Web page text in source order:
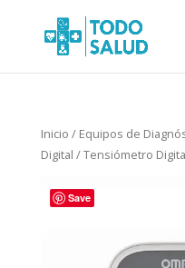
Inicio / Equipos de
Digital / Tensiómetro
Save